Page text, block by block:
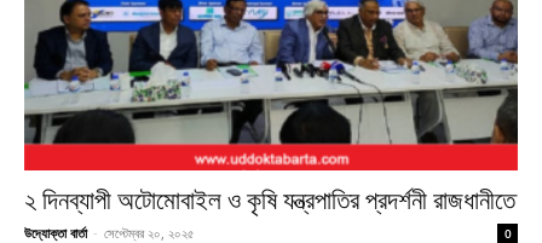
২ দিনব্যাপী অটোমোবাইল ও কৃষি যন্ত্রপাতির প্রদর্শনী রাজধানীতে
উদ্যোক্তা বার্তা - সেপ্টেম্বর ২০, ২০২৫ 0